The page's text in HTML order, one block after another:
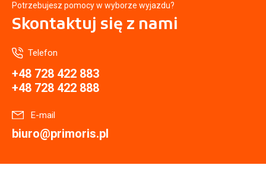
Potrzebujesz pomocy w wyborze wyjazdu?
Skontaktuj się z nami
Telefon
+48 728 422 883
+48 728 422 888
E-mail
biuro@primoris.pl